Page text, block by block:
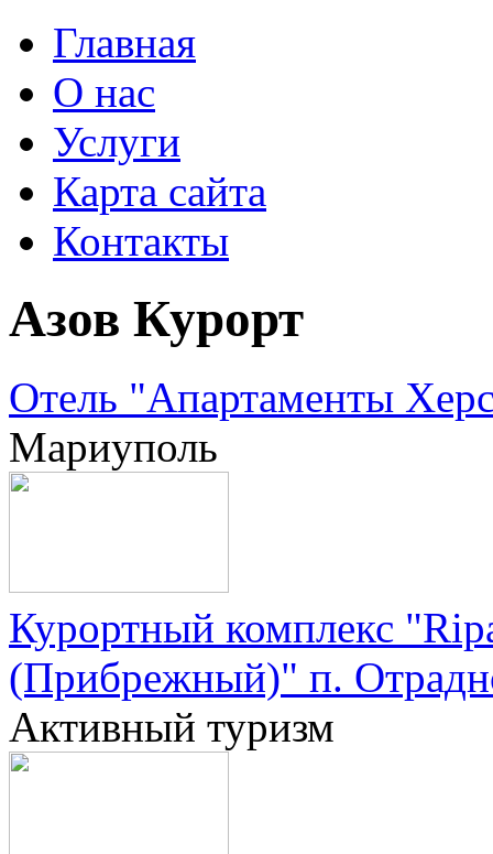
Главная
О нас
Услуги
Карта сайта
Контакты
Азов Курорт
Отель "Апартаменты
Мариуполь
Курортный комплекс
(Прибрежный)" п.
Активный туризм